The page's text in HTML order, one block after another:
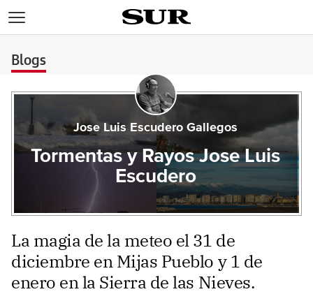
Blogs
Jose Luis Escudero Gallegos
Tormentas y Rayos Jose Luis
Escudero
La magia de la meteo el 31 de
diciembre en Mijas Pueblo y 1 de
enero en la Sierra de las Nieves.